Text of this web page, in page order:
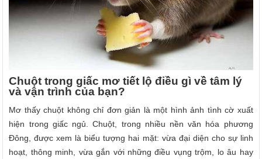
Chuột trong giấc mơ tiết lộ điều gì về tâm lý
và vận trình của bạn?
Mơ thấy chuột không chỉ đơn giản là một hình ảnh tình cờ xuất
hiện trong giấc ngủ. Chuột, trong nhiều nền văn hóa phương
Đông, được xem là biểu tượng hai mặt: vừa đại diện cho sự linh
hoạt, thông minh, vừa gắn với những điều vụng trộm, lo âu hay